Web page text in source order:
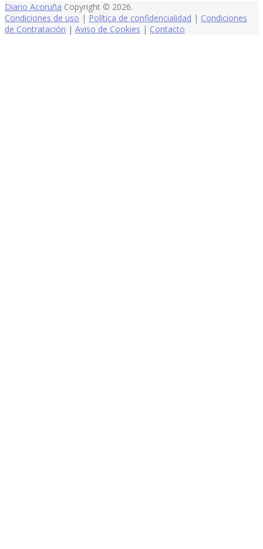
Diario Acoruña Copyright © 2026.
Condiciones de uso | Política de confidencialidad | Condiciones
de Contratación | Aviso de Cookies | Contacto